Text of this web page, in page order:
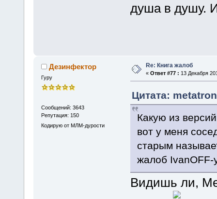
душа в душу.
Дезинфектор
Гуру
Сообщений: 3643
Репутация: 150
Кодирую от МЛМ-дурости
Re: Книга жалоб
« Ответ #77 : 13 Декабря
Цитата:
Какую из
вот у меня
старым
жалоб
Видишь ли,